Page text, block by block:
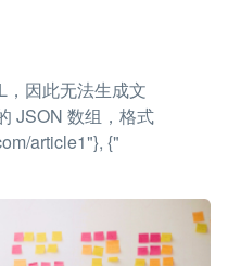
因此无法生成文
JSON 数组，格式
article1"}, {"